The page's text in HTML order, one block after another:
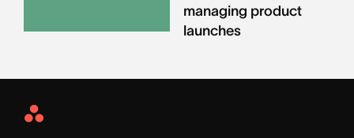
managing product
launches
Asana